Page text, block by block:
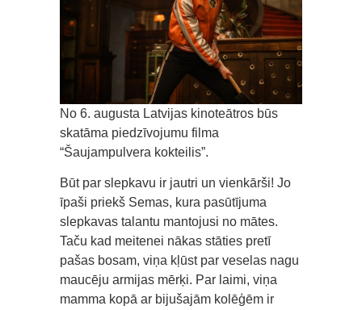
No 6. augusta Latvijas kinoteātros būs
skatāma piedzīvojumu filma
“Šaujampulvera kokteilis”.
Būt par slepkavu ir jautri un vienkārši! Jo
īpaši priekš Semas, kura pasūtījuma
slepkavas talantu mantojusi no mātes.
Taču kad meitenei nākas stāties pretī
pašas bosam, viņa kļūst par veselas nagu
maucēju armijas mērķi. Par laimi, viņa
mamma kopā ar bijušajām kolēģēm ir